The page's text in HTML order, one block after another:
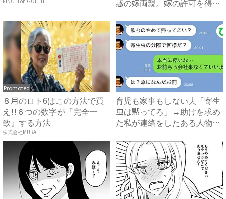
Promoted
８月のロト6はこの方法で買
え!!６つの数字が『完全一
致』する方法
株式会社MURA
育児も家事もしない夫「寄生
虫は黙ってろ」→助けを求め
た私が連絡をしたある人物と